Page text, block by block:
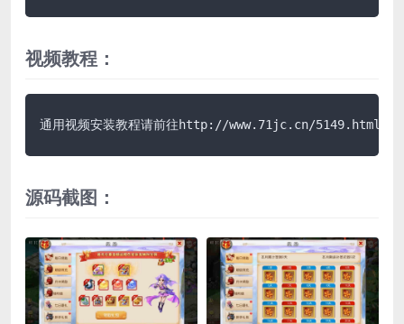
视频教程：
通用视频安装教程请前往http://www.71jc.cn/5149.html获
源码截图：